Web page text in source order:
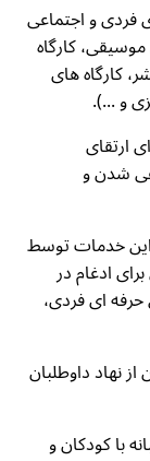
فردی و اجتماعی
کارگاه
کارگاه های
و ...).
ارتقای
شدن و
این خدمات توسط
ادغام در
حرفه ای فردی،
نهاد داوطلبان
با کودکان و